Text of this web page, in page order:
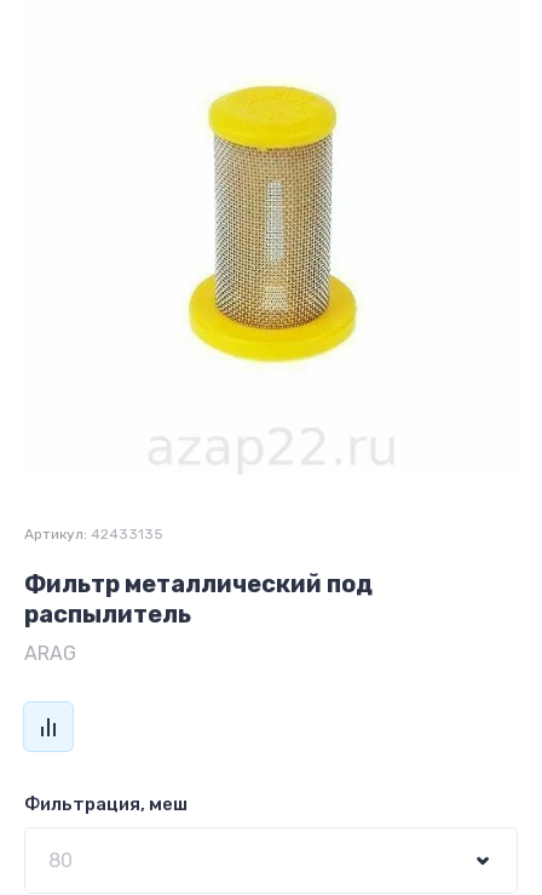
Артикул: 42433135
Фильтр металлический под
распылитель
ARAG
Фильтрация, меш